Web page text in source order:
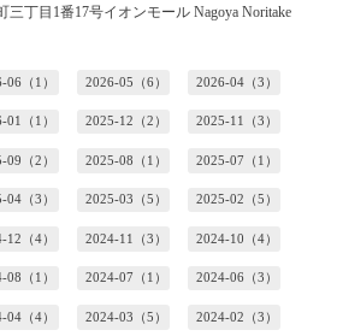
丁目1番17号イオンモール Nagoya Noritake
06（1） 2026-05（6） 2026-04（3）
01（1） 2025-12（2） 2025-11（3）
09（2） 2025-08（1） 2025-07（1）
04（3） 2025-03（5） 2025-02（5）
12（4） 2024-11（3） 2024-10（4）
08（1） 2024-07（1） 2024-06（3）
04（4） 2024-03（5） 2024-02（3）